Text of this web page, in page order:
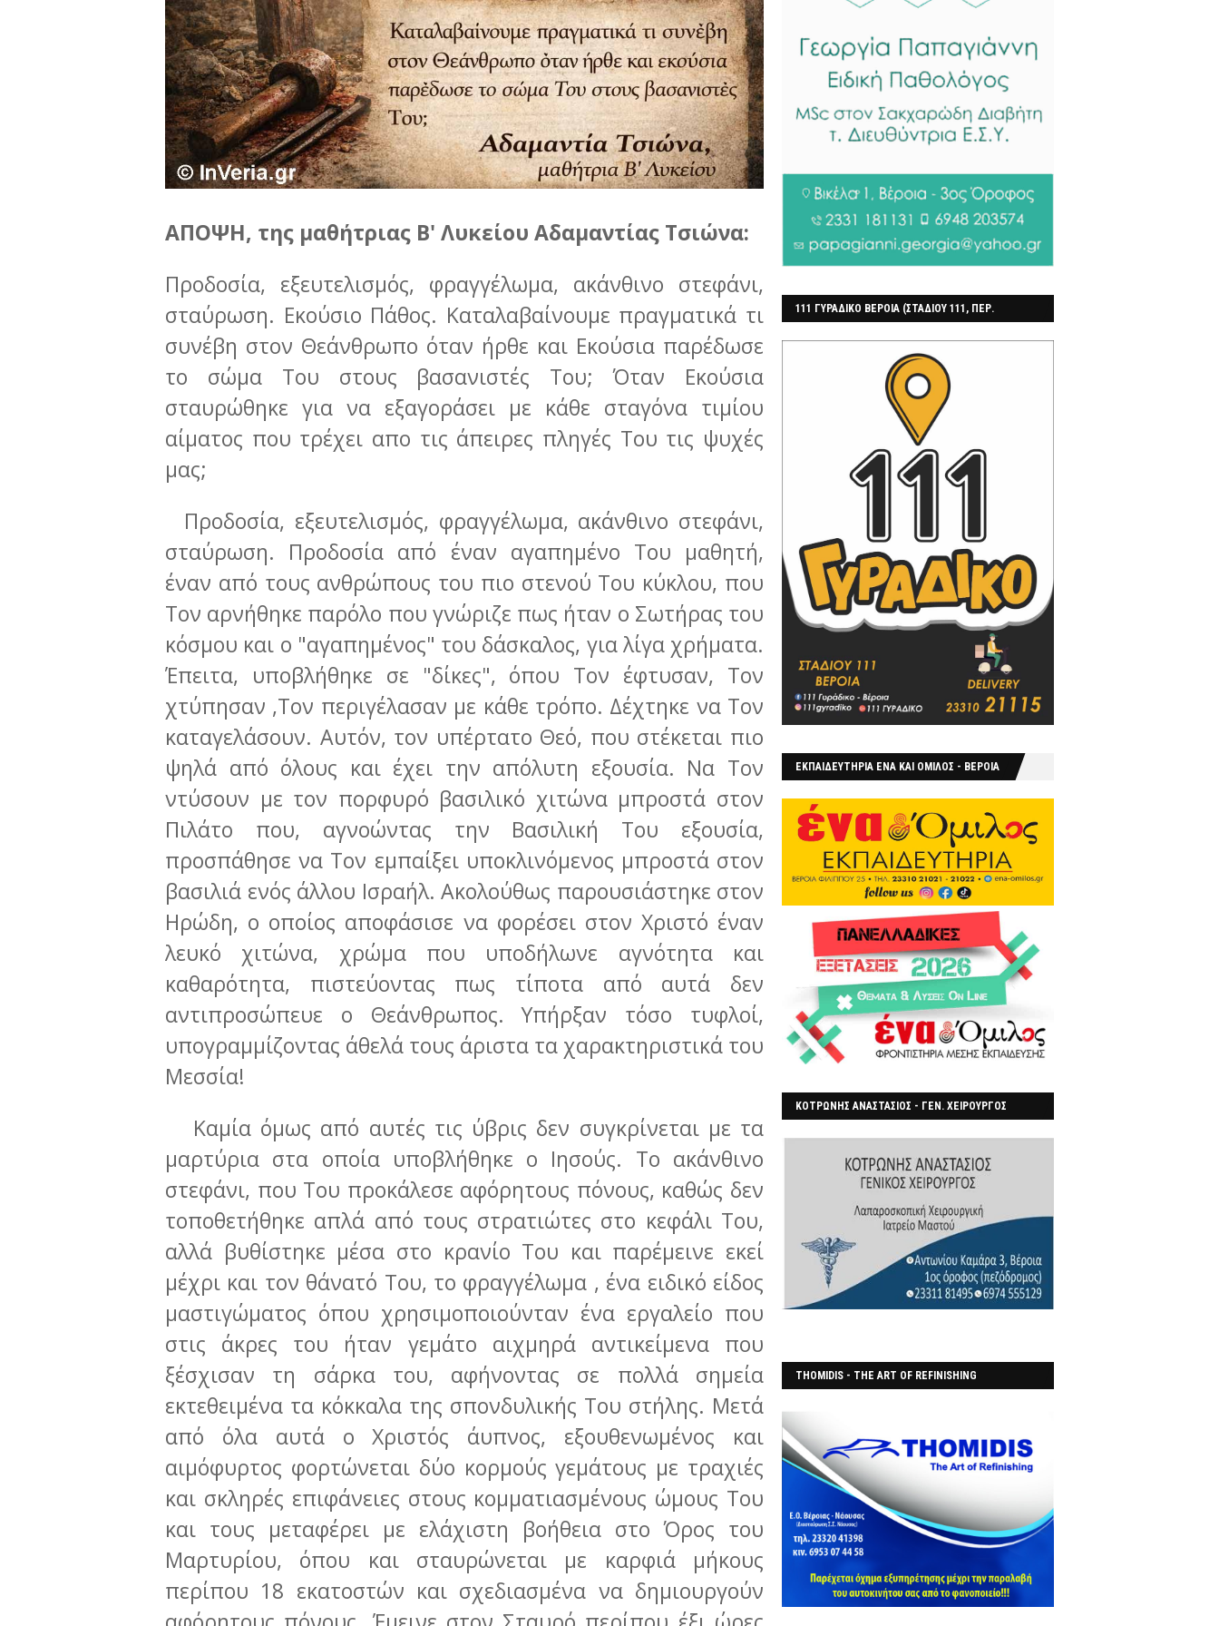
ΑΠΟΨΗ, της μαθήτριας Β' Λυκείου Αδαμαντίας Τσιώνα:
Προδοσία, εξευτελισμός, φραγγέλωμα, ακάνθινο στεφάνι,
σταύρωση. Εκούσιο Πάθος. Καταλαβαίνουμε πραγματικά τι
συνέβη στον Θεάνθρωπο όταν ήρθε και Εκούσια παρέδωσε
το σώμα Του στους βασανιστές Του; Όταν Εκούσια
σταυρώθηκε για να εξαγοράσει με κάθε σταγόνα τιμίου
αίματος που τρέχει απο τις άπειρες πληγές Του τις ψυχές
μας;
Προδοσία, εξευτελισμός, φραγγέλωμα, ακάνθινο στεφάνι,
σταύρωση. Προδοσία από έναν αγαπημένο Του μαθητή,
έναν από τους ανθρώπους του πιο στενού Του κύκλου, που
Τον αρνήθηκε παρόλο που γνώριζε πως ήταν ο Σωτήρας του
κόσμου και ο "αγαπημένος" του δάσκαλος, για λίγα χρήματα.
Έπειτα, υποβλήθηκε σε "δίκες", όπου Τον έφτυσαν, Τον
χτύπησαν ,Τον περιγέλασαν με κάθε τρόπο. Δέχτηκε να Τον
καταγελάσουν. Αυτόν, τον υπέρτατο Θεό, που στέκεται πιο
ψηλά από όλους και έχει την απόλυτη εξουσία. Να Τον
ντύσουν με τον πορφυρό βασιλικό χιτώνα μπροστά στον
Πιλάτο που, αγνοώντας την Βασιλική Του εξουσία,
προσπάθησε να Τον εμπαίξει υποκλινόμενος μπροστά στον
βασιλιά ενός άλλου Ισραήλ. Ακολούθως παρουσιάστηκε στον
Ηρώδη, ο οποίος αποφάσισε να φορέσει στον Χριστό έναν
λευκό χιτώνα, χρώμα που υποδήλωνε αγνότητα και
καθαρότητα, πιστεύοντας πως τίποτα από αυτά δεν
αντιπροσώπευε ο Θεάνθρωπος. Υπήρξαν τόσο τυφλοί,
υπογραμμίζοντας άθελά τους άριστα τα χαρακτηριστικά του
Μεσσία!
Καμία όμως από αυτές τις ύβρις δεν συγκρίνεται με τα
μαρτύρια στα οποία υποβλήθηκε ο Ιησούς. Το ακάνθινο
στεφάνι, που Του προκάλεσε αφόρητους πόνους, καθώς δεν
τοποθετήθηκε απλά από τους στρατιώτες στο κεφάλι Του,
αλλά βυθίστηκε μέσα στο κρανίο Του και παρέμεινε εκεί
μέχρι και τον θάνατό Του, το φραγγέλωμα , ένα ειδικό είδος
μαστιγώματος όπου χρησιμοποιούνταν ένα εργαλείο που
στις άκρες του ήταν γεμάτο αιχμηρά αντικείμενα που
ξέσχισαν τη σάρκα του, αφήνοντας σε πολλά σημεία
εκτεθειμένα τα κόκκαλα της σπονδυλικής Του στήλης. Μετά
από όλα αυτά ο Χριστός άυπνος, εξουθενωμένος και
αιμόφυρτος φορτώνεται δύο κορμούς γεμάτους με τραχιές
και σκληρές επιφάνειες στους κομματιασμένους ώμους Του
και τους μεταφέρει με ελάχιστη βοήθεια στο Όρος του
Μαρτυρίου, όπου και σταυρώνεται με καρφιά μήκους
περίπου 18 εκατοστών και σχεδιασμένα να δημιουργούν
111 ΓΥΡΑΔΙΚΟ ΒΕΡΟΙΑ (ΣΤΑΔΙΟΥ 111, ΠΕΡ.
ΕΚΠΑΙΔΕΥΤΗΡΙΑ ΕΝΑ ΚΑΙ ΟΜΙΛΟΣ - ΒΕΡΟΙΑ
ΚΟΤΡΩΝΗΣ ΑΝΑΣΤΑΣΙΟΣ - ΓΕΝ. ΧΕΙΡΟΥΡΓΟΣ
THOMIDIS - THE ART OF REFINISHING